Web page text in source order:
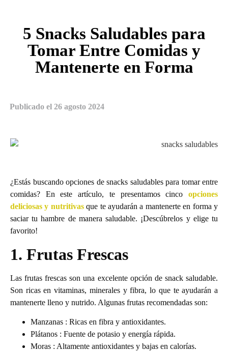
5 Snacks Saludables para
Tomar Entre Comidas y
Mantenerte en Forma
Publicado el 26 agosto 2024
¿Estás buscando opciones de snacks saludables para tomar entre
comidas? En este artículo, te presentamos cinco opciones
deliciosas y nutritivasque te ayudarán a mantenerte en forma y
saciar tu hambre de manera saludable. ¡Descúbrelos y elige tu
favorito!
1. Frutas Frescas
Las frutas frescas son una excelente opción de snack saludable.
Son ricas en vitaminas, minerales y fibra, lo que te ayudarán a
mantenerte lleno y nutrido. Algunas frutas recomendadas son:
Manzanas : Ricas en fibra y antioxidantes.
Plátanos : Fuente de potasio y energía rápida.
Moras : Altamente antioxidantes y bajas en calorías.